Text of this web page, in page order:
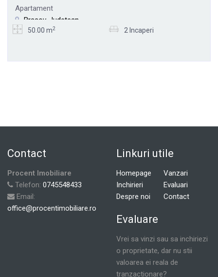
Apartament
Brasov, Judetean
50.00 m2 2 Incaperi
Contact
Procent Imobiliare
Telefon: 0745548433
Email:
office@procentimobiliare.ro
Linkuri utile
Homepage
Vanzari
Inchirieri
Evaluari
Despre noi
Contact
Evaluare
Vrei sa vinzi sau sa inchiriezi
o proprietate, dar nu stii
valoarea ei reala de
tranzactionare?